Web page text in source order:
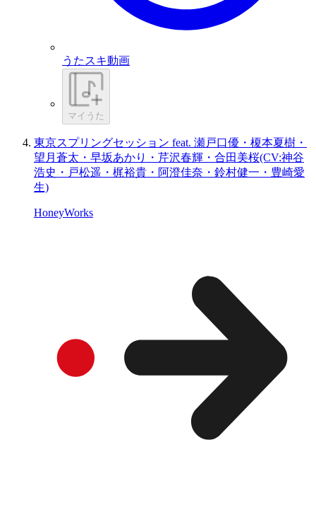
うたスキ動画
マイうた
東京スプリングセッション feat. 瀬戸口優・榎本夏樹・
望月蒼太・早坂あかり・芹沢春輝・合田美桜(CV:神谷
浩史・戸松遥・梶裕貴・阿澄佳奈・鈴村健一・豊崎愛
生)
HoneyWorks